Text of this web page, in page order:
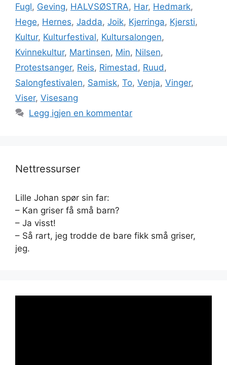
Fugl, Geving, HALVSØSTRA, Har, Hedmark,
Hege, Hernes, Jadda, Joik, Kjerringa, Kjersti,
Kultur, Kulturfestival, Kultursalongen,
Kvinnekultur, Martinsen, Min, Nilsen,
Protestsanger, Reis, Rimestad , Ruud ,
Salongfestivalen, Samisk, To, Venja, Vinger,
Viser, Visesang
Legg igjen en kommentar
Nettressurser
Lille Johan spør sin far:
– Kan griser få små barn?
– Ja visst!
– Så rart, jeg trodde de bare fikk små griser,
jeg.